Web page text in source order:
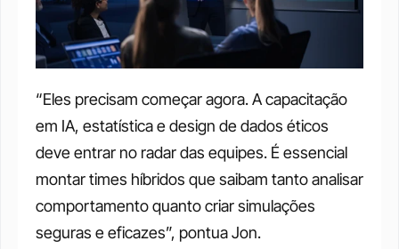
“Eles precisam começar agora. A capacitação
em IA, estatística e design de dados éticos
deve entrar no radar das equipes. É essencial
montar times híbridos que saibam tanto analisar
comportamento quanto criar simulações
seguras e eficazes”, pontua Jon.